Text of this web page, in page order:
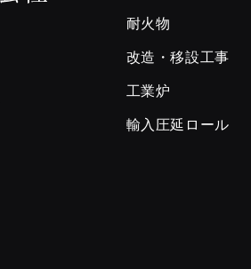
耐火物
改造・移設工事
工業炉
輸入圧延ロール